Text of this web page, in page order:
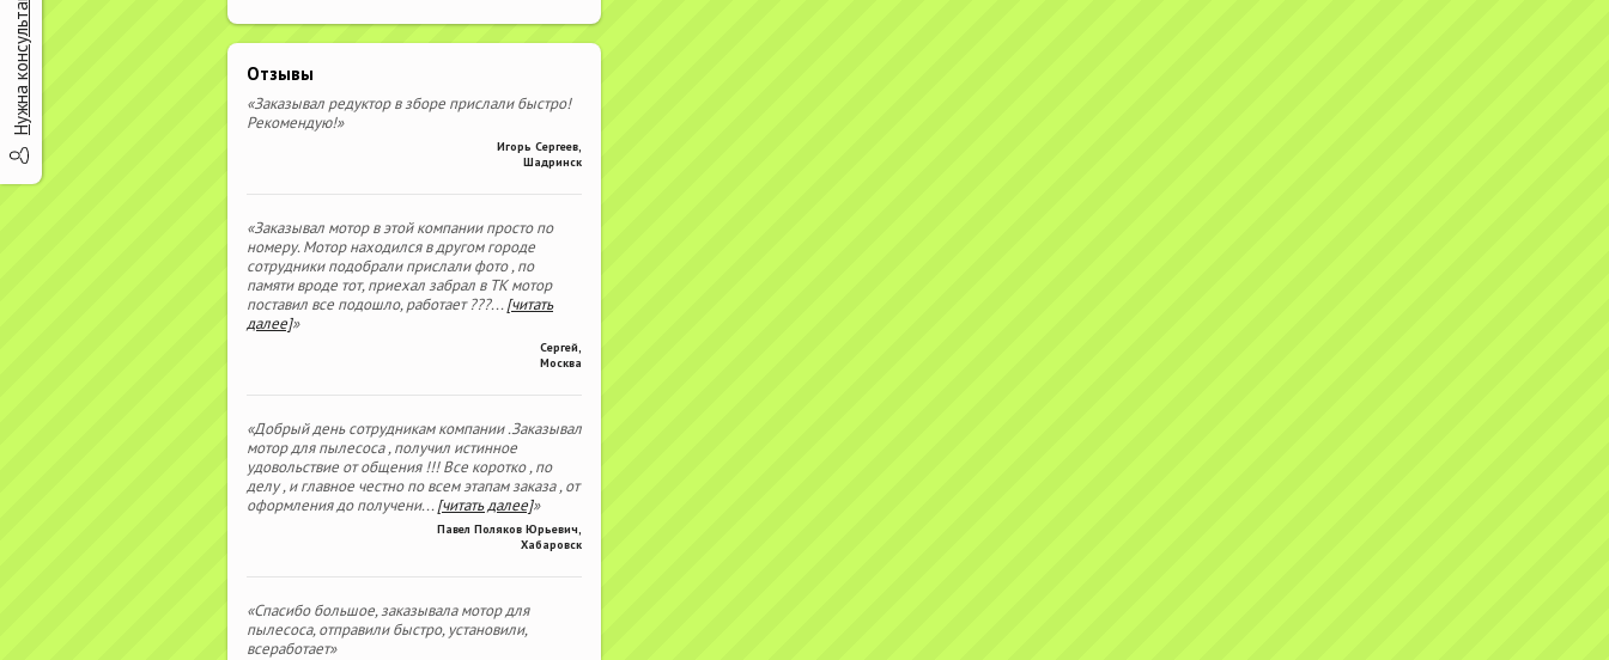
Отзывы
«Заказывал редуктор в зборе прислали быстро!
Рекомендую!»
Игорь Сергеев
Шадринск
«Заказывал мотор в этой компании просто по
номеру. Мотор находился в другом городе
сотрудники подобрали прислали фото , по
памяти вроде тот, приехал забрал в ТК мотор
поставил все подошло, работает ???...[читать
далее]»
Сергей
Москва
«Добрый день сотрудникам компании .Заказывал
мотор для пылесоса , получил истинное
удовольствие от общения !!! Все коротко , по
делу , и главное честно по всем этапам заказа , от
оформления до получени...[читать далее]»
Павел Поляков Юрьевич
Хабаровск
«Спасибо большое, заказывала мотор для
пылесоса, отправили быстро, установили,
всеработает»
Нужна консультация?